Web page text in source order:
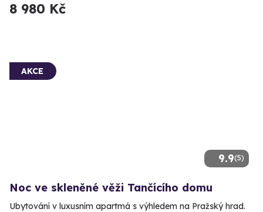
8 980 Kč
9.9(5)
AKCE
Noc ve skleněné věži Tančícího domu
Ubytování v luxusním apartmá s výhledem na Pražský hrad.